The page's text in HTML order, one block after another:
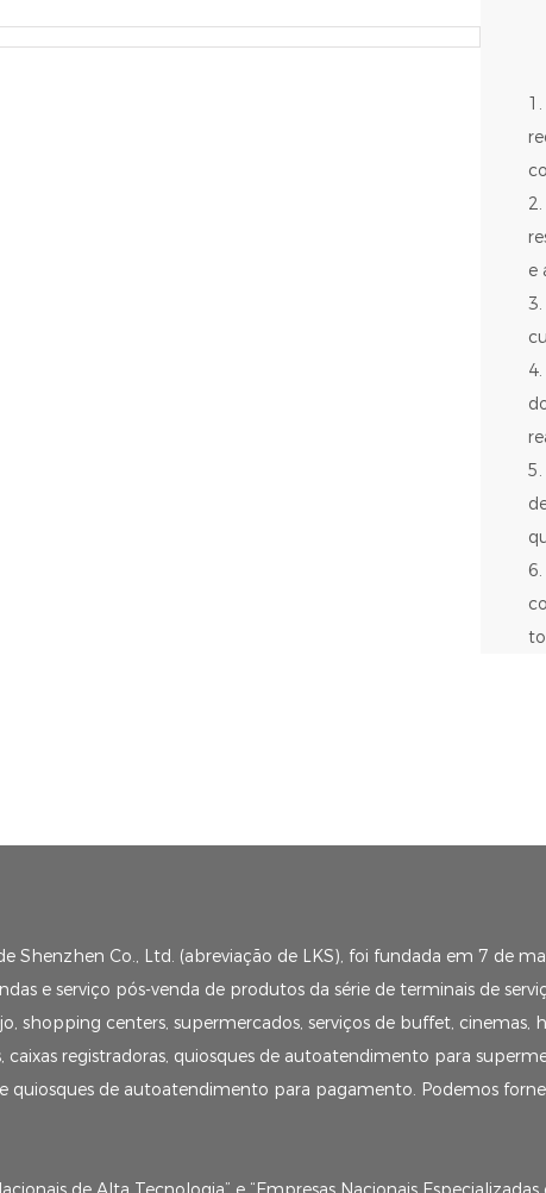
e
Shenzhen Co., Ltd. (abreviação de LKS), foi fundada em 7 de
e serviço pós-venda de produtos da série de terminais de
shopping centers, supermercados, serviços de buffet, cinemas,
registradoras, quiosques de autoatendimento para
quiosques de autoatendimento para pagamento. Podemos